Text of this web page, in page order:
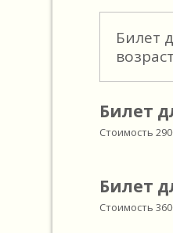
Билет
Билет
Стоимость
Билет
Стоимость